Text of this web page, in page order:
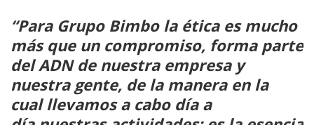
“Para Grupo Bimbo la ética es mucho
más que un compromiso, forma parte
del ADN de nuestra empresa y
nuestra gente, de la manera en la
cual llevamos a cabo día a